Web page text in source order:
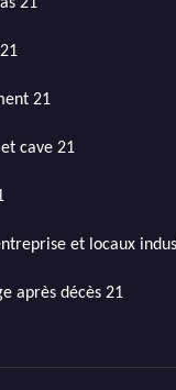
21
cave 21
et locaux
après décès 21